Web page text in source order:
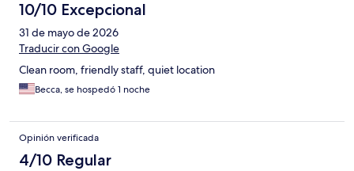
10/10 Excepcional
31 de mayo de 2026
Traducir con Google
Clean room, friendly staff, quiet location
Becca, se hospedó 1 noche
Opinión verificada
4/10 Regular